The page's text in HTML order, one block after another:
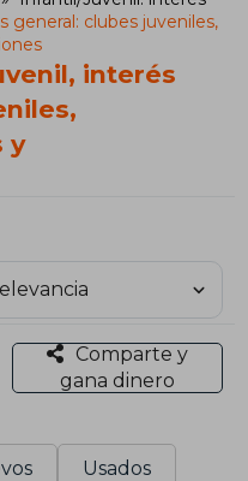
general: clubes juveniles,
interés
y
Comparte y
gana dinero
Usados